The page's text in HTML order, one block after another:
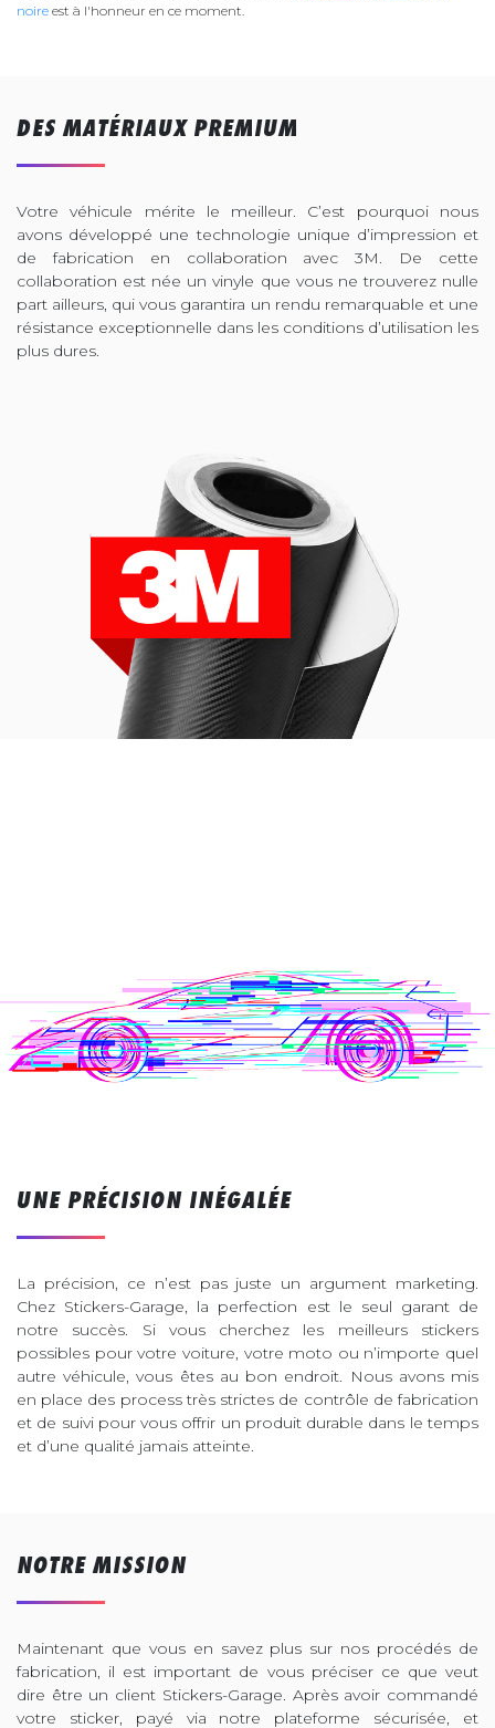
noire est à l'honneur en ce moment.
DES MATÉRIAUX PREMIUM
Votre véhicule mérite le meilleur. C’est pourquoi nous
avons développé une technologie unique d’impression et
de fabrication en collaboration avec 3M. De cette
collaboration est née un vinyle que vous ne trouverez nulle
part ailleurs, qui vous garantira un rendu remarquable et une
résistance exceptionnelle dans les conditions d’utilisation les
plus dures.
UNE PRÉCISION INÉGALÉE
La précision, ce n’est pas juste un argument marketing.
Chez Stickers-Garage, la perfection est le seul garant de
notre succès. Si vous cherchez les meilleurs stickers
possibles pour votre voiture, votre moto ou n’importe quel
autre véhicule, vous êtes au bon endroit. Nous avons mis
en place des process très strictes de contrôle de fabrication
et de suivi pour vous offrir un produit durable dans le temps
et d’une qualité jamais atteinte.
NOTRE MISSION
Maintenant que vous en savez plus sur nos procédés de
fabrication, il est important de vous préciser ce que veut
dire être un client Stickers-Garage. Après avoir commandé
votre sticker, payé via notre plateforme sécurisée, et